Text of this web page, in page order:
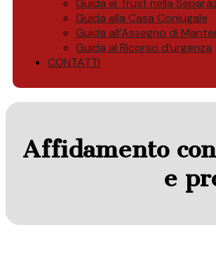
Guida al Trust nella
Guida alla Casa Coniugale
Guida all’Assegno di
Guida al Ricorso d’urgenza
CONTATTI
Affidamento
e